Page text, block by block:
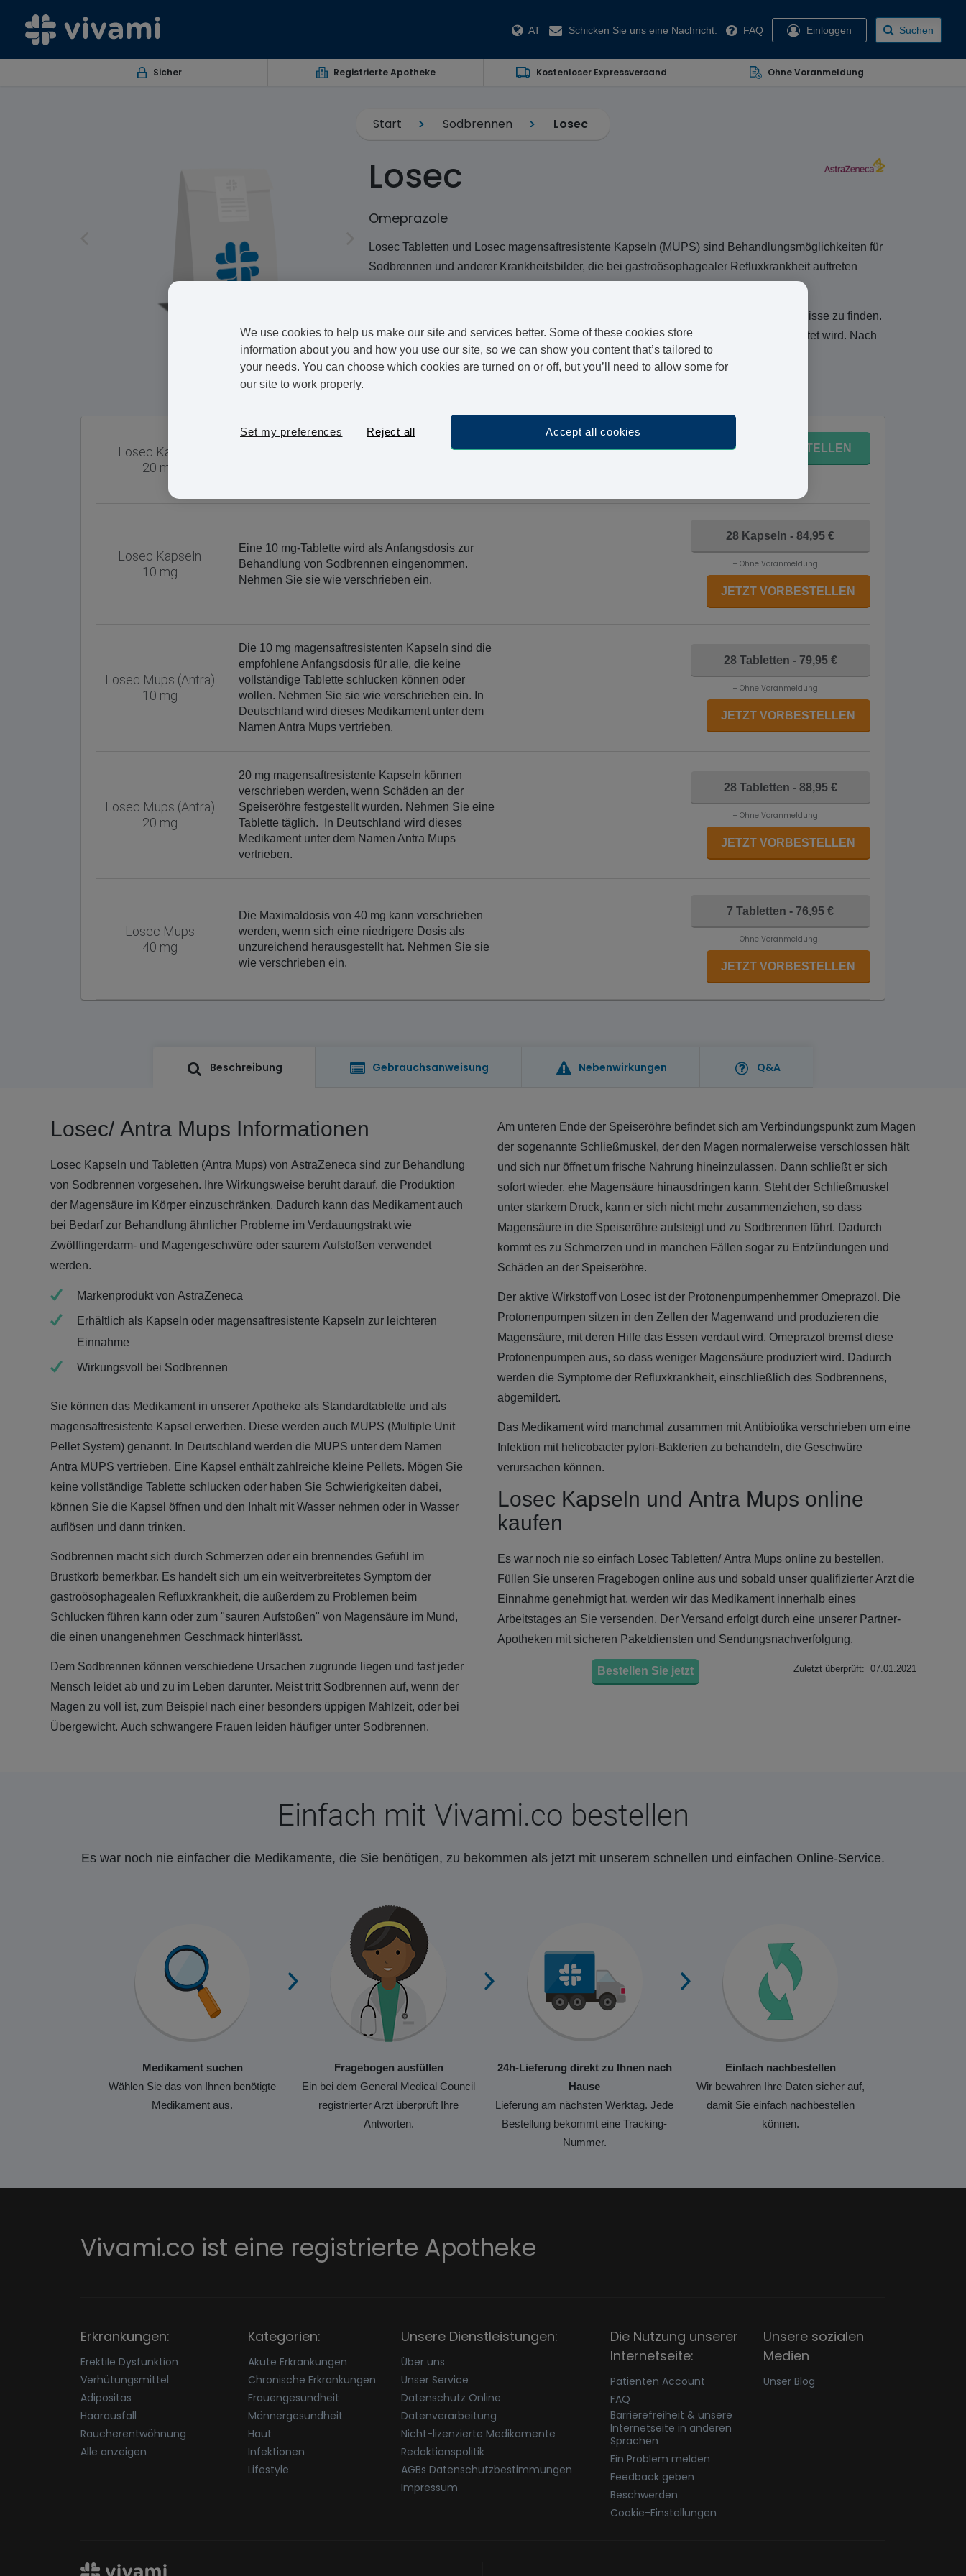
AT Schicken Sie uns eine Nachricht: FAQ Einloggen Suchen
Sicher Registrierte Apotheke Kostenloser Expressversand Ohne Voranmeldung
Start Sodbrennen Losec
Losec
Omeprazole
Losec Tabletten und Losec magensaftresistente Kapseln (MUPS) sind Behandlungsmöglichkeiten für
Sodbrennen und anderer Krankheitsbilder, die bei gastroösophagealer Refluxkrankheit auftreten
können. Losec Mups werden in Deutschland unter dem Namen Antra Mups vertrieben.
Es ist nicht schwer, das passende rezeptpflichtige Medikament für die eigenen Bedürfnisse zu finden.
Füllen Sie unseren Online-Fragebogen aus, der von einem registrierten Arzt ausgewertet wird. Nach
der Freigabe erhalten Sie Ihr Medikament in nur einem Arbeitstag zugeschickt.
Losec Kapseln
20 mg
Diese Tablette enthält 20 mg Omeptrazol. Nehmen
28 Kapseln - 93,95 € BESTELLEN
Losec Kapseln
10 mg
Eine 10 mg-Tablette wird als Anfangsdosis zur
Behandlung von Sodbrennen eingenommen.
Nehmen Sie sie wie verschrieben ein.
28 Kapseln - 84,95 €
+ Ohne Voranmeldung
JETZT VORBESTELLEN
Losec Mups (Antra)
10 mg
Die 10 mg magensaftresistenten Kapseln sind die
empfohlene Anfangsdosis für alle, die keine
vollständige Tablette schlucken können oder
wollen. Nehmen Sie sie wie verschrieben ein. In
Deutschland wird dieses Medikament unter dem
Namen Antra Mups vertrieben.
28 Tabletten - 79,95 €
+ Ohne Voranmeldung
JETZT VORBESTELLEN
Losec Mups (Antra)
20 mg
20 mg magensaftresistente Kapseln können
verschrieben werden, wenn Schäden an der
Speiseröhre festgestellt wurden. Nehmen Sie eine
Tablette täglich. In Deutschland wird dieses
Medikament unter dem Namen Antra Mups
vertrieben.
28 Tabletten - 88,95 €
+ Ohne Voranmeldung
JETZT VORBESTELLEN
Losec Mups
40 mg
Die Maximaldosis von 40 mg kann verschrieben
werden, wenn sich eine niedrigere Dosis als
unzureichend herausgestellt hat. Nehmen Sie sie
wie verschrieben ein.
7 Tabletten - 76,95 €
+ Ohne Voranmeldung
JETZT VORBESTELLEN
Beschreibung Gebrauchsanweisung Nebenwirkungen Q&A
Losec/ Antra Mups Informationen
Losec Kapseln und Tabletten (Antra Mups) von AstraZeneca sind zur Behandlung
von Sodbrennen vorgesehen. Ihre Wirkungsweise beruht darauf, die Produktion
der Magensäure im Körper einzuschränken. Dadurch kann das Medikament auch
bei Bedarf zur Behandlung ähnlicher Probleme im Verdauungstrakt wie
Zwölffingerdarm- und Magengeschwüre oder saurem Aufstoßen verwendet
werden.
Markenprodukt von AstraZeneca
Erhältlich als Kapseln oder magensaftresistente Kapseln zur leichteren
Einnahme
Wirkungsvoll bei Sodbrennen
Sie können das Medikament in unserer Apotheke als Standardtablette und als
magensaftresistente Kapsel erwerben. Diese werden auch MUPS (Multiple Unit
Pellet System) genannt. In Deutschland werden die MUPS unter dem Namen
Antra MUPS vertrieben. Eine Kapsel enthält zahlreiche kleine Pellets. Mögen Sie
keine vollständige Tablette schlucken oder haben Sie Schwierigkeiten dabei,
können Sie die Kapsel öffnen und den Inhalt mit Wasser nehmen oder in Wasser
auflösen und dann trinken.
Sodbrennen macht sich durch Schmerzen oder ein brennendes Gefühl im
Brustkorb bemerkbar. Es handelt sich um ein weitverbreitetes Symptom der
gastroösophagealen Refluxkrankheit, die außerdem zu Problemen beim
Schlucken führen kann oder zum "sauren Aufstoßen" von Magensäure im Mund,
die einen unangenehmen Geschmack hinterlässt.
Dem Sodbrennen können verschiedene Ursachen zugrunde liegen und fast jeder
Mensch leidet ab und zu im Leben darunter. Meist tritt Sodbrennen auf, wenn der
Magen zu voll ist, zum Beispiel nach einer besonders üppigen Mahlzeit, oder bei
Übergewicht. Auch schwangere Frauen leiden häufiger unter Sodbrennen.
Am unteren Ende der Speiseröhre befindet sich am Verbindungspunkt zum Magen
der sogenannte Schließmuskel, der den Magen normalerweise verschlossen hält
und sich nur öffnet um frische Nahrung hineinzulassen. Dann schließt er sich
sofort wieder, ehe Magensäure hinausdringen kann. Steht der Schließmuskel
unter starkem Druck, kann er sich nicht mehr zusammenziehen, so dass
Magensäure in die Speiseröhre aufsteigt und zu Sodbrennen führt. Dadurch
kommt es zu Schmerzen und in manchen Fällen sogar zu Entzündungen und
Schäden an der Speiseröhre.
Der aktive Wirkstoff von Losec ist der Protonenpumpenhemmer Omeprazol. Die
Protonenpumpen sitzen in den Zellen der Magenwand und produzieren die
Magensäure, mit deren Hilfe das Essen verdaut wird. Omeprazol bremst diese
Protonenpumpen aus, so dass weniger Magensäure produziert wird. Dadurch
werden die Symptome der Refluxkrankheit, einschließlich des Sodbrennens,
abgemildert.
Das Medikament wird manchmal zusammen mit Antibiotika verschrieben um eine
Infektion mit helicobacter pylori-Bakterien zu behandeln, die Geschwüre
verursachen können.
Losec Kapseln und Antra Mups online
kaufen
Es war noch nie so einfach Losec Tabletten/ Antra Mups online zu bestellen.
Füllen Sie unseren Fragebogen online aus und sobald unser qualifizierter Arzt die
Einnahme genehmigt hat, werden wir das Medikament innerhalb eines
Arbeitstages an Sie versenden. Der Versand erfolgt durch eine unserer Partner-
Apotheken mit sicheren Paketdiensten und Sendungsnachverfolgung.
Bestellen Sie jetzt Zuletzt überprüft: 07.01.2021
Einfach mit Vivami.co bestellen
Es war noch nie einfacher die Medikamente, die Sie benötigen, zu bekommen als jetzt mit unserem schnellen und einfachen Online-Service.
Medikament suchen
Wählen Sie das von Ihnen benötigte
Medikament aus.
Fragebogen ausfüllen
Ein bei dem General Medical Council
registrierter Arzt überprüft Ihre
Antworten.
24h-Lieferung direkt zu Ihnen nach
Hause
Lieferung am nächsten Werktag. Jede
Bestellung bekommt eine Tracking-
Nummer.
Einfach nachbestellen
Wir bewahren Ihre Daten sicher auf,
damit Sie einfach nachbestellen
können.
Vivami.co ist eine registrierte Apotheke
Erkrankungen:
Erektile Dysfunktion
Verhütungsmittel
Adipositas
Haarausfall
Raucherentwöhnung
Alle anzeigen
Kategorien:
Akute Erkrankungen
Chronische Erkrankungen
Frauengesundheit
Männergesundheit
Haut
Infektionen
Lifestyle
Unsere Dienstleistungen:
Über uns
Unser Service
Datenschutz Online
Datenverarbeitung
Nicht-lizenzierte Medikamente
Redaktionspolitik
AGBs Datenschutzbestimmungen
Impressum
Die Nutzung unserer
Internetseite:
Patienten Account
FAQ
Barrierefreiheit & unsere
Internetseite in anderen
Sprachen
Ein Problem melden
Feedback geben
Beschwerden
Cookie-Einstellungen
Unsere sozialen
Medien
Unser Blog
We use cookies to help us make our site and services better. Some of these cookies store
information about you and how you use our site, so we can show you content that’s tailored to
your needs. You can choose which cookies are turned on or off, but you’ll need to allow some for
our site to work properly.
Set my preferences Reject all Accept all cookies